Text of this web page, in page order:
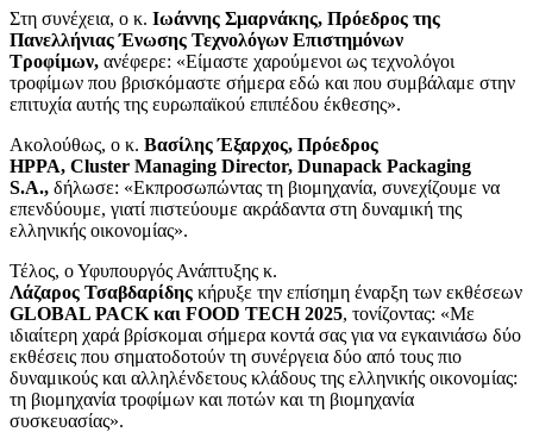
Στη συνέχεια, ο κ. Ιωάννης Σμαρνάκης, Πρόεδρος της
Πανελλήνιας Ένωσης Τεχνολόγων Επιστημόνων
Τροφίμων, ανέφερε: «Είμαστε χαρούμενοι ως τεχνολόγοι
τροφίμων που βρισκόμαστε σήμερα εδώ και που συμβάλαμε στην
επιτυχία αυτής της ευρωπαϊκού επιπέδου έκθεσης».
Ακολούθως, ο κ. Βασίλης Έξαρχος, Πρόεδρος
HPPA, Cluster Managing Director, Dunapack Packaging
S.A., δήλωσε: «Εκπροσωπώντας τη βιομηχανία, συνεχίζουμε να
επενδύουμε, γιατί πιστεύουμε ακράδαντα στη δυναμική της
ελληνικής οικονομίας».
Τέλος, ο Υφυπουργός Ανάπτυξης κ.
Λάζαρος Τσαβδαρίδης κήρυξε την επίσημη έναρξη των εκθέσεων
GLOBAL PACK και FOOD TECH 2025, τονίζοντας: «Με
ιδιαίτερη χαρά βρίσκομαι σήμερα κοντά σας για να εγκαινιάσω δύο
εκθέσεις που σηματοδοτούν τη συνέργεια δύο από τους πιο
δυναμικούς και αλληλένδετους κλάδους της ελληνικής οικονομίας:
τη βιομηχανία τροφίμων και ποτών και τη βιομηχανία
συσκευασίας».